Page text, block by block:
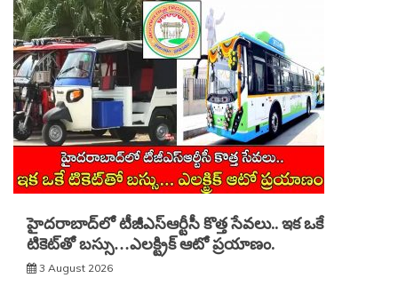
హైదరాబాద్‌లో టీజీఎస్‌ఆర్టీసీ కొత్త సేవలు.. ఇక ఒకే
టికెట్‌తో బస్సు…ఎలక్ట్రిక్ ఆటో ప్రయాణం.
3 August 2026